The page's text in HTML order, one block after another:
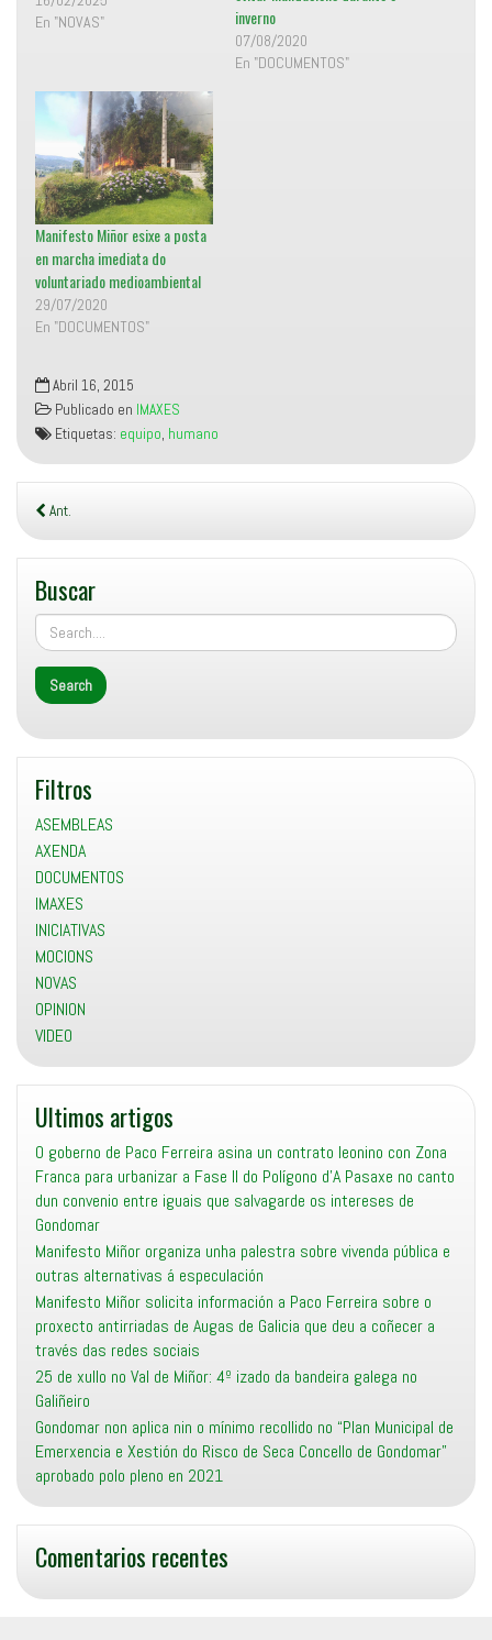
u
e
v
e
n
t
a
n
a
n
u
e
v
a
)
En "NOVAS"
inverno
07/08/2020
En "DOCUMENTOS"
Manifesto Miñor esixe a posta
en marcha imediata do
voluntariado medioambiental
29/07/2020
En "DOCUMENTOS"
Abril 16, 2015
Publicado en IMAXES
Etiquetas: equipo, humano
Ant.
Buscar
Filtros
ASEMBLEAS
AXENDA
DOCUMENTOS
IMAXES
INICIATIVAS
MOCIONS
NOVAS
OPINION
VIDEO
Ultimos artigos
O goberno de Paco Ferreira asina un contrato leonino con Zona
Franca para urbanizar a Fase II do Polígono d’A Pasaxe no canto
dun convenio entre iguais que salvagarde os intereses de
Gondomar
Manifesto Miñor organiza unha palestra sobre vivenda pública e
outras alternativas á especulación
Manifesto Miñor solicita información a Paco Ferreira sobre o
proxecto antirriadas de Augas de Galicia que deu a coñecer a
través das redes sociais
25 de xullo no Val de Miñor: 4º izado da bandeira galega no
Galiñeiro
Gondomar non aplica nin o mínimo recollido no “Plan Municipal de
Emerxencia e Xestión do Risco de Seca Concello de Gondomar”
aprobado polo pleno en 2021
Comentarios recentes